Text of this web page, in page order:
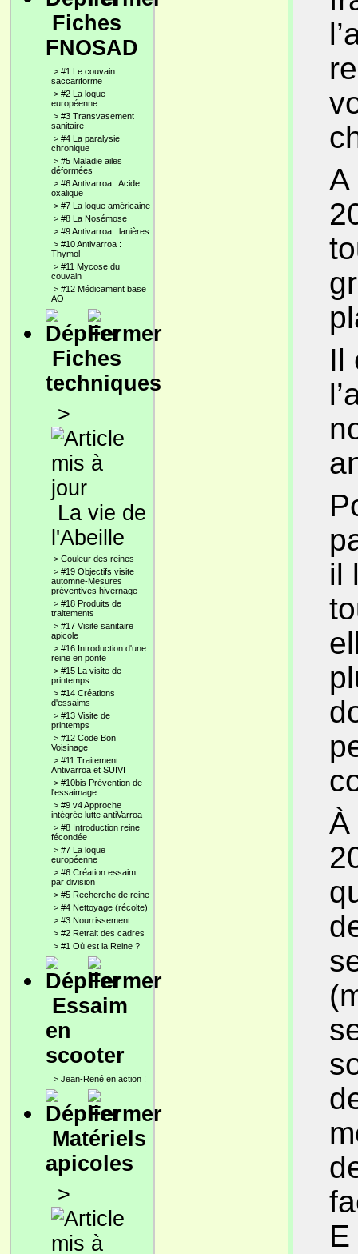
Fiches
FNOSAD
> #1 Le couvain
saccariforme
> #2 La loque
européenne
> #3 Transvasement
sanitaire
> #4 La paralysie
chronique
> #5 Maladie ailes
déformées
> #6 Antivarroa : Acide
oxalique
> #7 La loque américaine
> #8 La Nosémose
> #9 Antivarroa : lanières
> #10 Antivarroa :
Thymol
> #11 Mycose du
couvain
> #12 Médicament base
AO
Fiches
techniques
>
La vie de
l'Abeille
> Couleur des reines
> #19 Objectifs visite
automne-Mesures
préventives hivernage
> #18 Produits de
traitements
> #17 Visite sanitaire
apicole
> #16 Introduction d'une
reine en ponte
> #15 La visite de
printemps
> #14 Créations
d'essaims
> #13 Visite de
printemps
> #12 Code Bon
Voisinage
> #11 Traitement
Antivarroa et SUIVI
> #10bis Prévention de
l'essaimage
> #9 v4 Approche
intégrée lutte antiVarroa
> #8 Introduction reine
fécondée
> #7 La loque
européenne
> #6 Création essaim
par division
> #5 Recherche de reine
> #4 Nettoyage (récolte)
> #3 Nourrissement
> #2 Retrait des cadres
> #1 Où est la Reine ?
Essaim
en
scooter
> Jean-René en action !
Matériels
apicoles
>
A
Il
il
À